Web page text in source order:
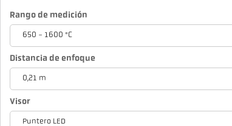
Rango de medición
650 - 1600 °C
Distancia de enfoque
0,21 m
Visor
Puntero LED